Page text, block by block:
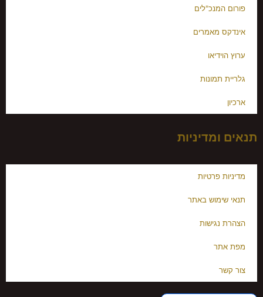
פורום המנכ"לים
אינדקס מאמרים
ערוץ הוידיאו
גלריית תמונות
ארכיון
תנאים ומדיניות
מדיניות פרטיות
תנאי שימוש באתר
הצהרת נגישות
מפת אתר
צור קשר